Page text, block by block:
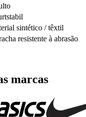
sintético / têxtil
resistente à abrasão
marcas